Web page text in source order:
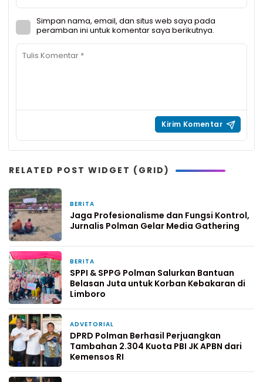
Simpan nama, email, dan situs web saya pada
peramban ini untuk komentar saya berikutnya.
RELATED POST WIDGET (GRID)
BERITA
Jaga Profesionalisme dan Fungsi Kontrol,
Jurnalis Polman Gelar Media Gathering
BERITA
SPPI & SPPG Polman Salurkan Bantuan
Belasan Juta untuk Korban Kebakaran di
Limboro
ADVETORIAL
DPRD Polman Berhasil Perjuangkan
Tambahan 2.304 Kuota PBI JK APBN dari
Kemensos RI